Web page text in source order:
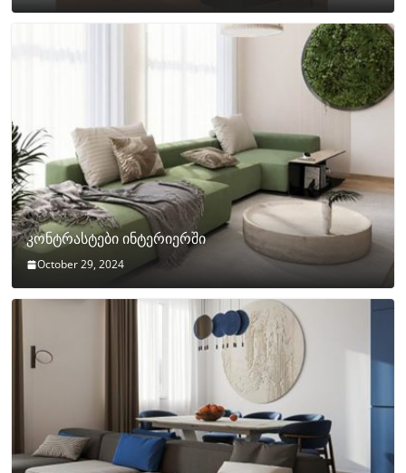
კონტრასტები ინტერიერში
October 29, 2024